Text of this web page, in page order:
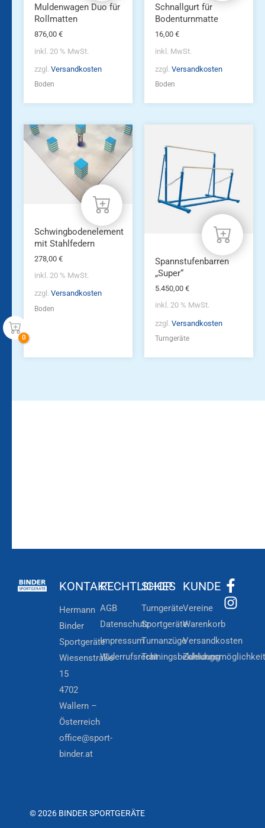
Muldenwagen Duo für
Rollmatten
876,00 €
inkl. 20 % MwSt.
zzgl. Versandkosten
Boden
Produktseite
gewählt
werden
Schnallgurt für
Bodenturnmatte
16,00 €
inkl. MwSt.
zzgl. Versandkosten
Boden
Schwingbodenelement
mit Stahlfedern
278,00 €
inkl. 20 % MwSt.
zzgl. Versandkosten
Boden
Spannstufenbarren
„Super“
5.450,00 €
inkl. 20 % MwSt.
zzgl. Versandkosten
Turngeräte
KONTAKT
Hermann
Binder
Sportgeräte
Wiesenstraße
15
4702
Wallern –
Österreich
office@sport-
binder.at
RECHTLICHES
AGB
Datenschutz
Impressum
Widerrufsrecht
SHOP
Turngeräte
Sportgeräte
Turnanzüge
Trainingsbekleidung
KUNDE
Vereine
Warenkorb
Versandkosten
© 2026 BINDER SPORTGERÄTE